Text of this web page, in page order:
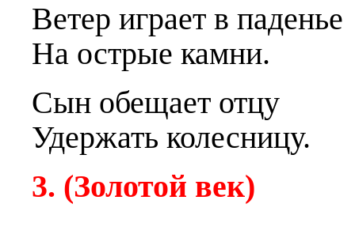
Ветер играет в паденье
На острые камни.
Сын обещает отцу
Удержать колесницу.
3. (Золотой век)